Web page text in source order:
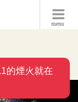
menu
的煙火就在